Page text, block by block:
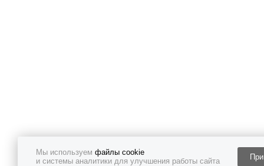
Мы используем файлы cookie
и системы аналитики для улучшения работы сайта